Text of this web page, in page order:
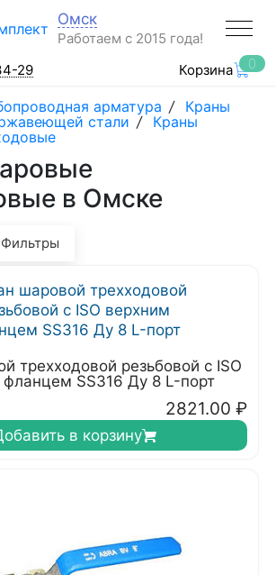
Омск
Работаем с 2015 года!
29
Корзина 0
арматура / Краны
стали / Краны
в Омске
Фильтры
трехходовой резьбовой с ISO
SS316 Ду 8 L-порт
2821.00 ₽
в корзину